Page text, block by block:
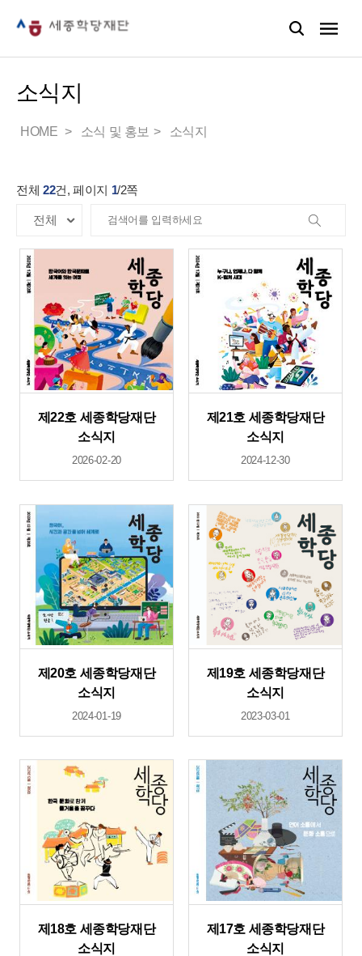
소식지
HOME 소식 및 홍보 소식지
전체 22건, 페이지 1/2쪽
제22호 세종학당재단
소식지
2026-02-20
제21호 세종학당재단
소식지
2024-12-30
제20호 세종학당재단
소식지
2024-01-19
제19호 세종학당재단
소식지
2023-03-01
제18호 세종학당재단
소식지
제17호 세종학당재단
소식지